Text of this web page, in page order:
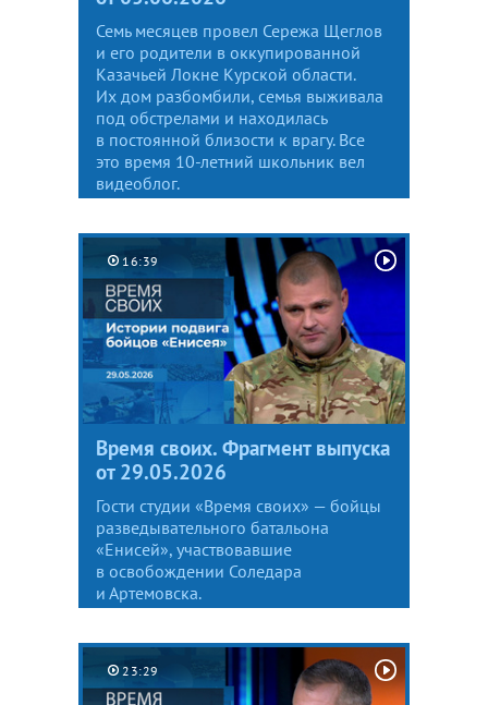
Семь месяцев провел Сережа Щеглов
и его родители в оккупированной
Казачьей Локне Курской области.
Их дом разбомбили, семья выживала
под обстрелами и находилась
в постоянной близости к врагу. Все
это время 10-летний школьник вел
видеоблог.
16:39
Время своих. Фрагмент выпуска
от 29.05.2026
Гости студии «Время своих» — бойцы
разведывательного батальона
«Енисей», участвовавшие
в освобождении Соледара
и Артемовска.
23:29